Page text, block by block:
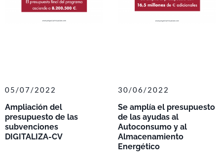
Ampliación del
presupuesto de las
subvenciones
DIGITALIZA-CV
05/07/2022
Se amplía el presupuesto
de las ayudas al
Autoconsumo y al
Almacenamiento
Energético
30/06/2022